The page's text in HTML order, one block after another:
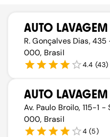
AUTO
R. Gonçalves Dias,
000, Brasil
4.4 (43)
AUTO
Av. Paulo Broilo, 115-1
000, Brasil
4 (5)